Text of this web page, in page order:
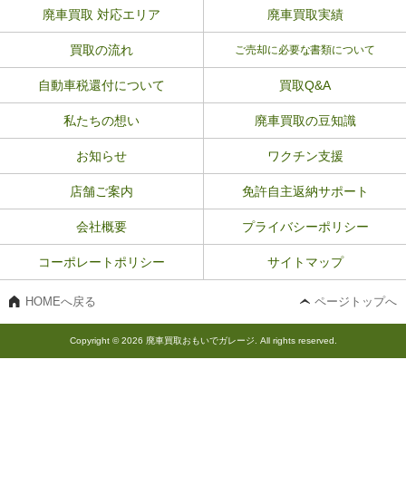
廃車買取 対応エリア 廃車買取実績
買取の流れ ご売却に必要な書類について
自動車税還付について 買取Q&A
私たちの想い 廃車買取の豆知識
お知らせ ワクチン支援
店舗ご案内 免許自主返納サポート
会社概要 プライバシーポリシー
コーポレートポリシー サイトマップ
HOMEへ戻る ページトップへ
Copyright © 2026 廃車買取おもいでガレージ. All rights reserved.